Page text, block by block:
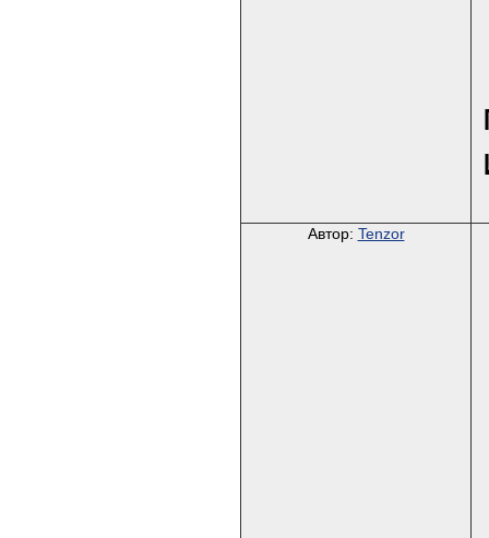
Автор: Tenzor